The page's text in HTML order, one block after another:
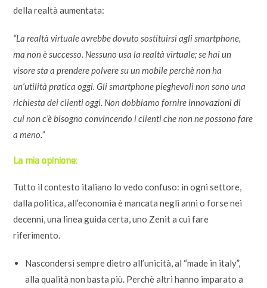
della realtà aumentata:
“La realtà virtuale avrebbe dovuto sostituirsi agli smartphone,
ma non è successo. Nessuno usa la realtà virtuale; se hai un
visore sta a prendere polvere su un mobile perchè non ha
un’utilità pratica oggi. Gli smartphone pieghevoli non sono una
richiesta dei clienti oggi. Non dobbiamo fornire innovazioni di
cui non c’è bisogno convincendo i clienti che non ne possono fare
a meno.”
La mia opinione:
Tutto il contesto italiano lo vedo confuso: in ogni settore,
dalla politica, all’economia è mancata negli anni o forse nei
decenni, una linea guida certa, uno Zenit a cui fare
riferimento.
Nascondersi sempre dietro all’unicità, al “made in italy”,
alla qualità non basta più. Perchè altri hanno imparato a